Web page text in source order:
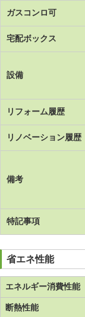
ガスコンロ可
宅配ボックス
設備
リフォーム履歴
リノベーション履歴
備考
特記事項
省エネ性能
エネルギー消費性能
断熱性能